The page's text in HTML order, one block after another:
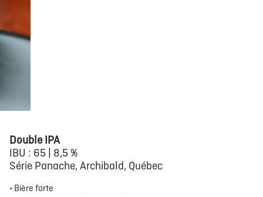
Double IPA
IBU : 65 | 8,5 %
Série Panache, Archibald, Québec
• Bière forte